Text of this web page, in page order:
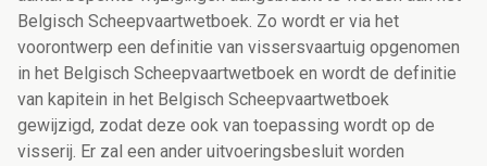
Belgisch Scheepvaartwetboek. Zo wordt er via het
voorontwerp een definitie van vissersvaartuig opgenomen
in het Belgisch Scheepvaartwetboek en wordt de definitie
van kapitein in het Belgisch Scheepvaartwetboek
gewijzigd, zodat deze ook van toepassing wordt op de
visserij. Er zal een ander uitvoeringsbesluit worden